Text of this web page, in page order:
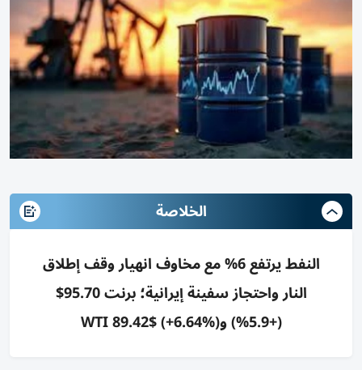
الخلاصة
النفط يرتفع 6% مع مخاوف انهيار وقف إطلاق
النار واحتجاز سفينة إيرانية؛ برنت 95.70$
(+5.9%) وWTI 89.42$ (+6.64%)